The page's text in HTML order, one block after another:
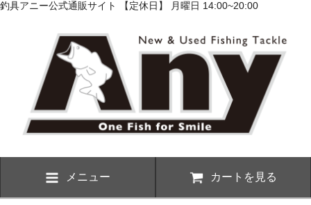
釣具アニー公式通販サイト 【定休日】 月曜日 14:00~20:00
メニュー カートを見る